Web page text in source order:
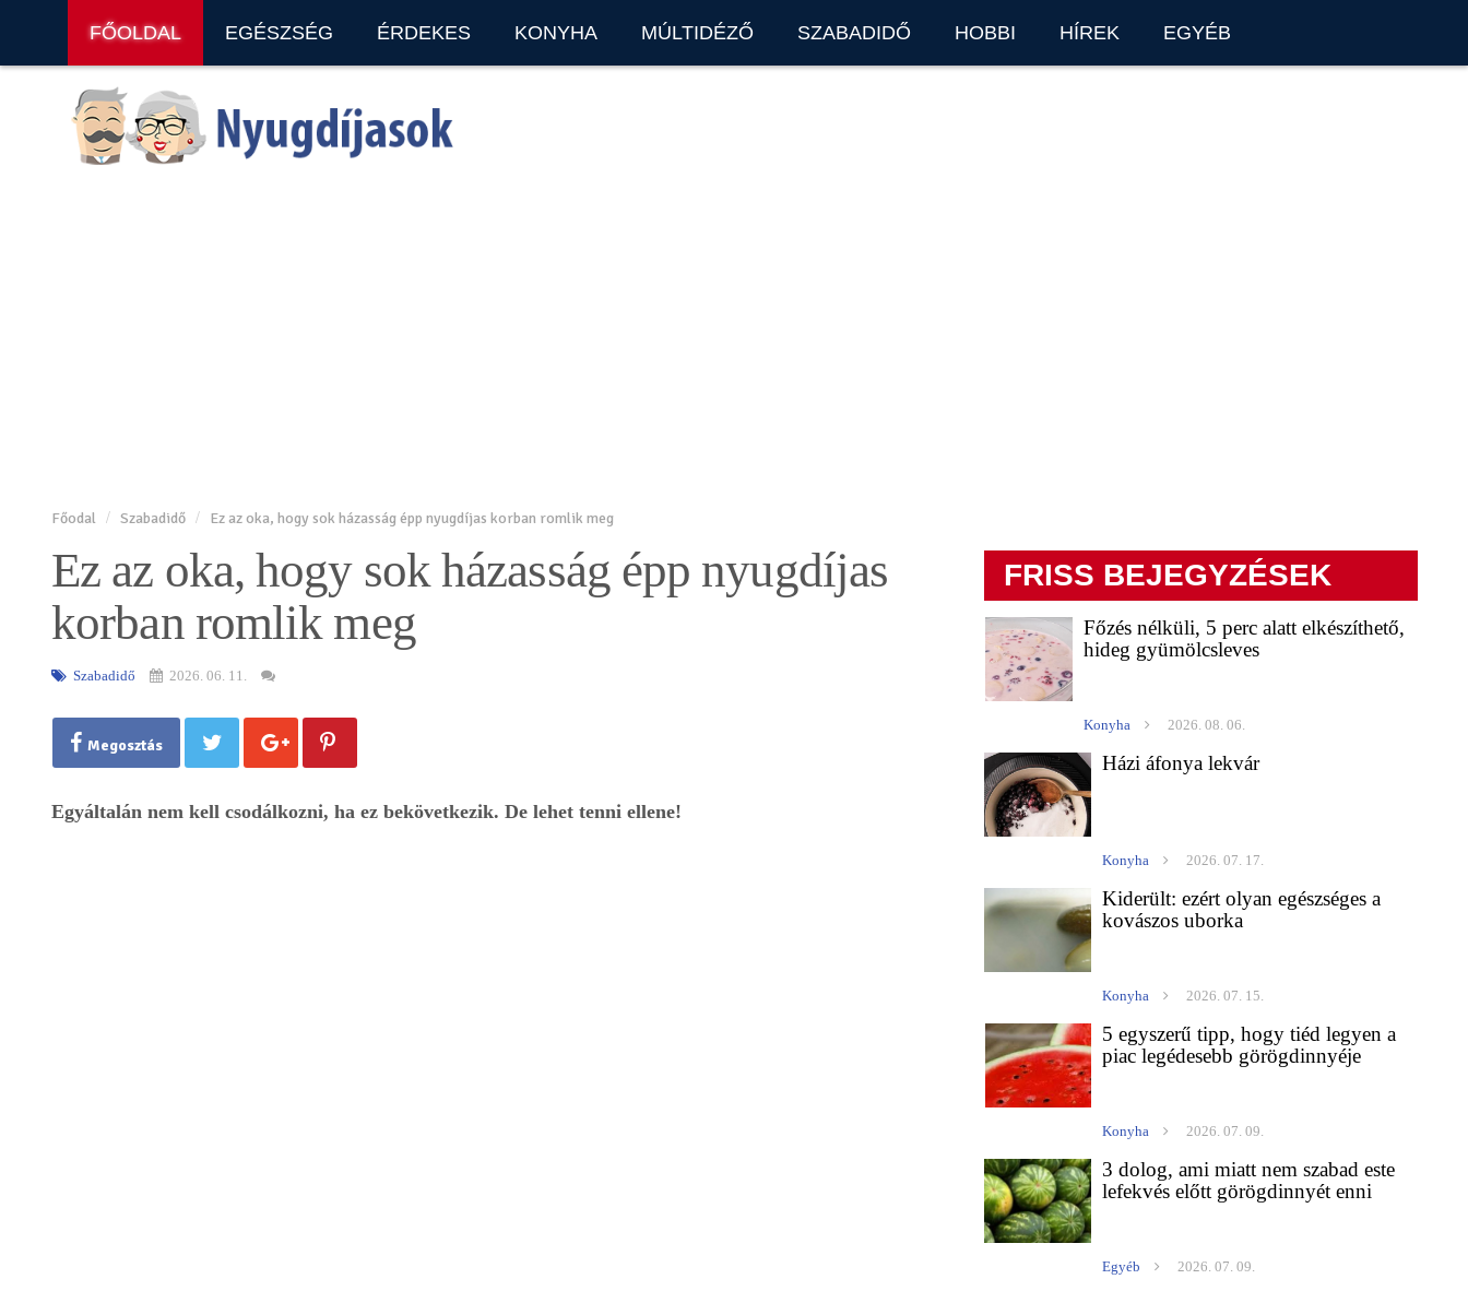
FŐOLDAL EGÉSZSÉG ÉRDEKES KONYHA MÚLTIDÉZŐ SZABADIDŐ HOBBI HÍREK EGYÉB
Főodal Szabadidő Ez az oka, hogy sok házasság épp nyugdíjas korban romlik meg
Ez az oka, hogy sok házasság épp nyugdíjas
korban romlik meg
Szabadidő 2026. 06. 11.
Megosztás
Egyáltalán nem kell csodálkozni, ha ez bekövetkezik. De lehet tenni ellene!
FRISS BEJEGYZÉSEK
Főzés nélküli, 5 perc alatt elkészíthető,
hideg gyümölcsleves
Konyha 2026. 08. 06.
Házi áfonya lekvár
Konyha 2026. 07. 17.
Kiderült: ezért olyan egészséges a
kovászos uborka
Konyha 2026. 07. 15.
5 egyszerű tipp, hogy tiéd legyen a
piac legédesebb görögdinnyéje
Konyha 2026. 07. 09.
3 dolog, ami miatt nem szabad este
lefekvés előtt görögdinnyét enni
Egyéb 2026. 07. 09.